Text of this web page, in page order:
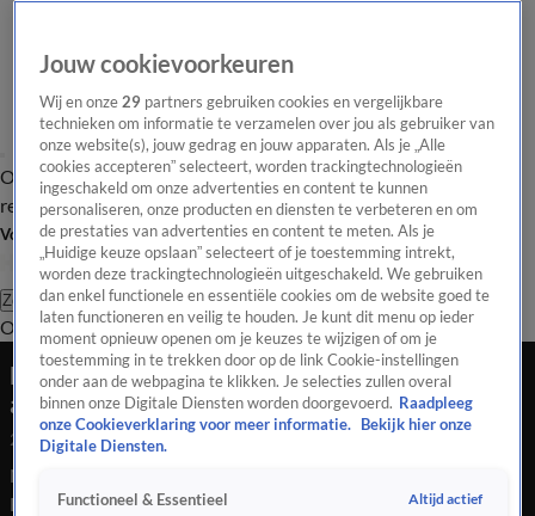
Overzicht Laatste nieuws Regionieuws Het beste van Hart
Tip de
redactie
Volg Hart van Nederland
Zoeken
OverzichtRegioUitzendingenWeerTip de redactiePanelVideo's
Noord-Hollandse boeren willen zich 'ludiek'
aansluiten bij Friesland om stikstofregels
26 juli 2020, 01:00
Noord-Hollandse boeren willen zich 'ludiek' aansluiten bij
Friesland om stikstofregels
Jouw cookievoorkeuren
Wij en onze29 partners gebruiken cookies en vergelijkbare
technieken om informatie te verzamelen over jou als gebruiker van
onze website(s), jouw gedrag en jouw apparaten. Als je „Alle
cookies accepteren” selecteert, worden trackingtechnologieën
ingeschakeld om onze advertenties en content te kunnen
personaliseren, onze producten en diensten te verbeteren en om
de prestaties van advertenties en content te meten. Als je
„Huidige keuze opslaan” selecteert of je toestemming intrekt,
worden deze trackingtechnologieën uitgeschakeld. We gebruiken
dan enkel functionele en essentiële cookies om de website goed te
laten functioneren en veilig te houden. Je kunt dit menu op ieder
moment opnieuw openen om je keuzes te wijzigen of om je
toestemming in te trekken door op de link Cookie-instellingen
onder aan de webpagina te klikken. Je selecties zullen overal
binnen onze Digitale Diensten worden doorgevoerd. Raadpleeg
onze Cookieverklaring voor meer informatie.
Bekijk hier onze
Digitale Diensten.
Functioneel & Essentieel Altijd actief